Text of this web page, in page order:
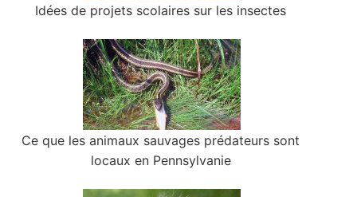
Idées de projets scolaires sur les insectes
Ce que les animaux sauvages prédateurs sont
locaux en Pennsylvanie